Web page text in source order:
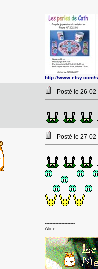
--------------------
http://www.etsy.com/
Posté le 26-
Posté le 27-
--------------------
Alice